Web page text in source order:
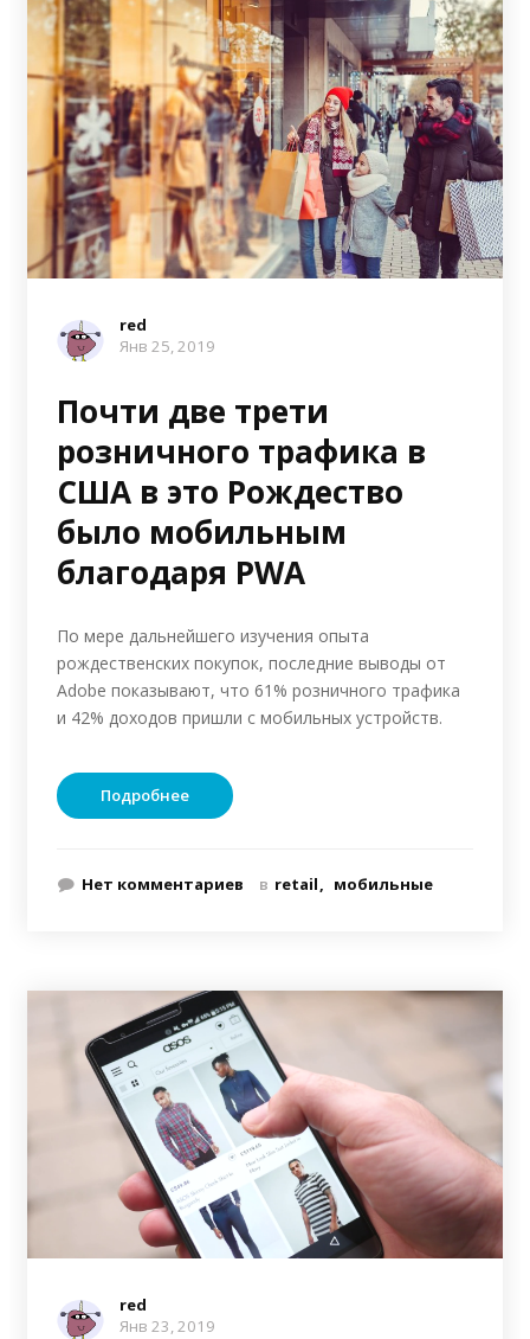
red
Янв 25, 2019
Почти две трети
розничного трафика в
США в это Рождество
было мобильным
благодаря PWA
По мере дальнейшего изучения опыта
рождественских покупок, последние выводы от
Adobe показывают, что 61% розничного трафика
и 42% доходов пришли с мобильных устройств.
Подробнее
Нет комментариев в retail мобильные
red
Янв 23, 2019